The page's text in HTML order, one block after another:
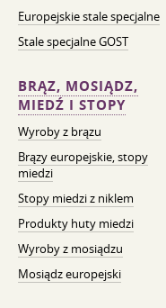
Europejskie stale specjalne
Stale specjalne GOST
BRĄZ, MOSIĄDZ,
MIEDŹ I STOPY
Wyroby z brązu
Brązy europejskie, stopy
miedzi
Stopy miedzi z niklem
Produkty huty miedzi
Wyroby z mosiądzu
Mosiądz europejski